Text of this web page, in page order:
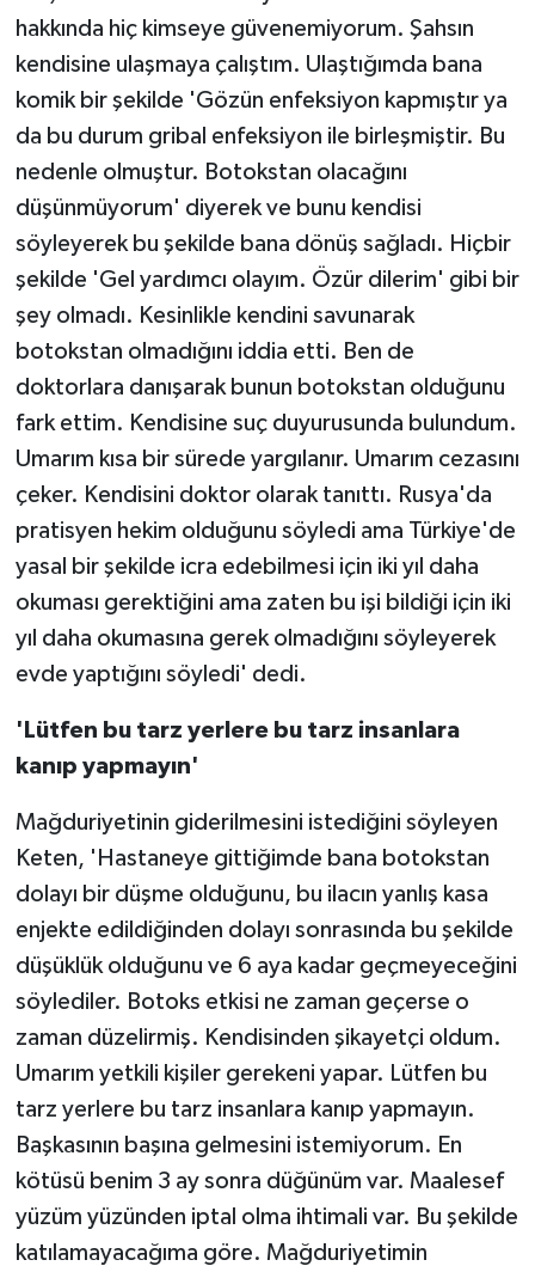
hakkında hiç kimseye güvenemiyorum. Şahsın
kendisine ulaşmaya çalıştım. Ulaştığımda bana
komik bir şekilde 'Gözün enfeksiyon kapmıştır ya
da bu durum gribal enfeksiyon ile birleşmiştir. Bu
nedenle olmuştur. Botokstan olacağını
düşünmüyorum' diyerek ve bunu kendisi
söyleyerek bu şekilde bana dönüş sağladı. Hiçbir
şekilde 'Gel yardımcı olayım. Özür dilerim' gibi bir
şey olmadı. Kesinlikle kendini savunarak
botokstan olmadığını iddia etti. Ben de
doktorlara danışarak bunun botokstan olduğunu
fark ettim. Kendisine suç duyurusunda bulundum.
Umarım kısa bir sürede yargılanır. Umarım cezasını
çeker. Kendisini doktor olarak tanıttı. Rusya'da
pratisyen hekim olduğunu söyledi ama Türkiye'de
yasal bir şekilde icra edebilmesi için iki yıl daha
okuması gerektiğini ama zaten bu işi bildiği için iki
yıl daha okumasına gerek olmadığını söyleyerek
evde yaptığını söyledi' dedi.
'Lütfen bu tarz yerlere bu tarz insanlara
kanıp yapmayın'
Mağduriyetinin giderilmesini istediğini söyleyen
Keten, 'Hastaneye gittiğimde bana botokstan
dolayı bir düşme olduğunu, bu ilacın yanlış kasa
enjekte edildiğinden dolayı sonrasında bu şekilde
düşüklük olduğunu ve 6 aya kadar geçmeyeceğini
söylediler. Botoks etkisi ne zaman geçerse o
zaman düzelirmiş. Kendisinden şikayetçi oldum.
Umarım yetkili kişiler gerekeni yapar. Lütfen bu
tarz yerlere bu tarz insanlara kanıp yapmayın.
Başkasının başına gelmesini istemiyorum. En
kötüsü benim 3 ay sonra düğünüm var. Maalesef
yüzüm yüzünden iptal olma ihtimali var. Bu şekilde
katılamayacağıma göre. Mağduriyetimin